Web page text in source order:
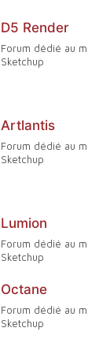
D5 Render
Forum dédié au
Sketchup
Artlantis
Forum dédié au
Sketchup
Lumion
Forum dédié au
Sketchup
Octane
Forum dédié au
Sketchup